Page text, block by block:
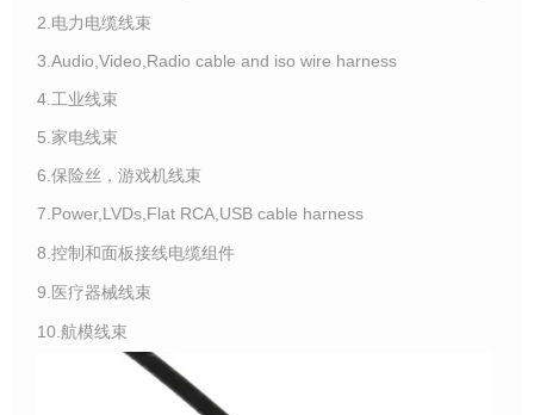
2.电力电缆线束
3.Audio,Video,Radio cable and iso wire harness
4.工业线束
5.家电线束
6.保险丝，游戏机线束
7.Power,LVDs,Flat RCA,USB cable harness
8.控制和面板接线电缆组件
9.医疗器械线束
10.航模线束